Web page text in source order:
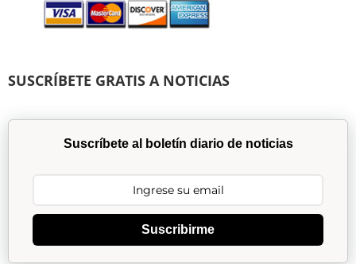
SUSCRÍBETE GRATIS A NOTICIAS
Suscríbete al boletín diario de noticias
Suscribirme